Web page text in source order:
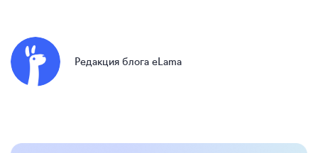
Редакция блога eLama